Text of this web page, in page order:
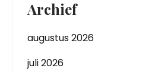
Archief
augustus 2026
juli 2026